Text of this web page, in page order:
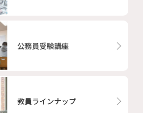
公務員受験講座
教員ラインナップ